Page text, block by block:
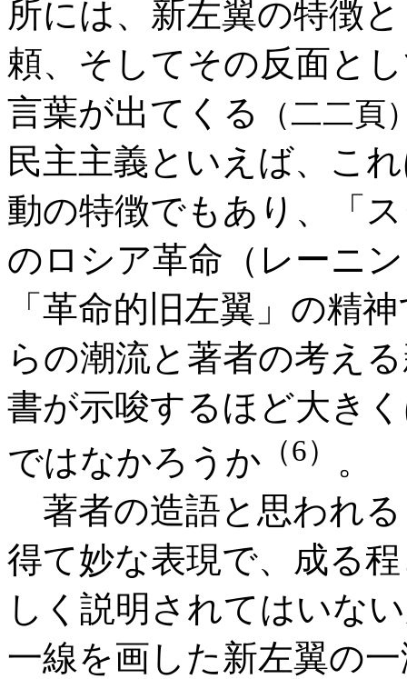
所には、新左翼の特徴
頼、そしてその反面と
言葉が出てくる
（二二頁
民主主義といえば、こ
動の特徴でもあり、「
のロシア革命（レーニ
「革命的旧左翼」の精
らの潮流と著者の考え
書が示唆するほど大き
ではなかろうか （6）
。
著者の造語と思われ
得て妙な表現で、成る
しく説明されてはいな
一線を画した新左翼の